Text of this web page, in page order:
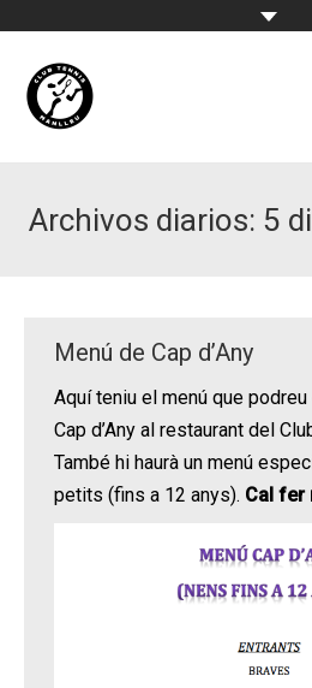
RESERVA
CONTACTE
Archivos diarios: 5
Menú de Cap d’Any
Aquí teniu el menú que
Cap d’Any al restaurant del
També hi haurà un menú
petits (fins a 12 anys). Cal fer